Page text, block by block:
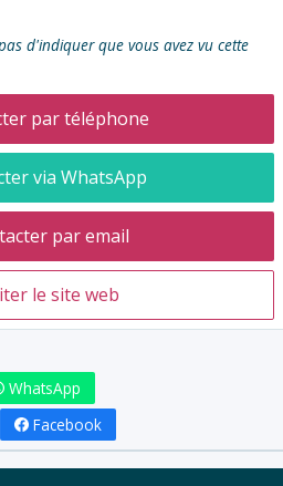
d'indiquer que vous avez vu cette
par téléphone
via WhatsApp
par email
le site web
WhatsApp
Facebook